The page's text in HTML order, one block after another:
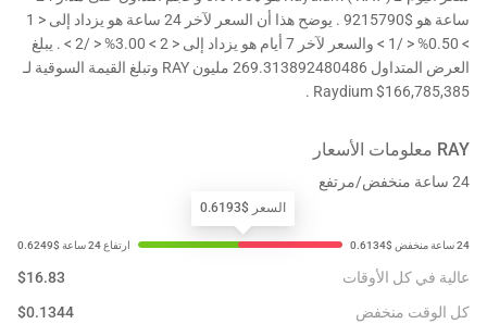
ساعة هو $9215790 . يوضح هذا أن السعر لآخر 24 ساعة هو يزداد إلى < 1
> 0.50% < /1 > والسعر لآخر 7 أيام هو يزداد إلى < 2 > 3.00% < /2 > . يبلغ
العرض المتداول 269.313892480486 مليون RAY وتبلغ القيمة السوقية لـ
Raydium $166,785,385 .
RAY معلومات الأسعار
24 ساعة منخفض/مرتفع
السعر $0.6193
عالية في كل الأوقات $16.83
كل الوقت منخفض
$0.1344